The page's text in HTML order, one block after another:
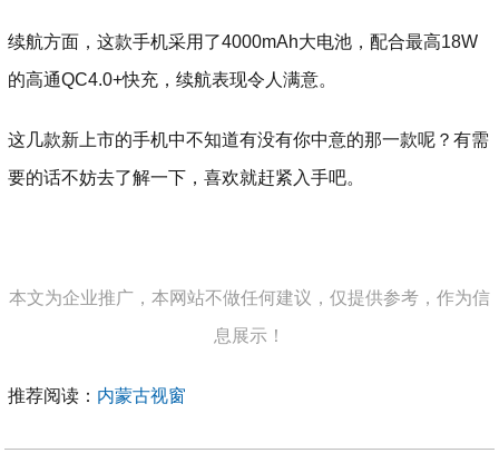
续航方面，这款手机采用了4000mAh大电池，配合最高18W
的高通QC4.0+快充，续航表现令人满意。
这几款新上市的手机中不知道有没有你中意的那一款呢？有需
要的话不妨去了解一下，喜欢就赶紧入手吧。
本文为企业推广，本网站不做任何建议，仅提供参考，作为信
息展示！
推荐阅读： 内蒙古视窗